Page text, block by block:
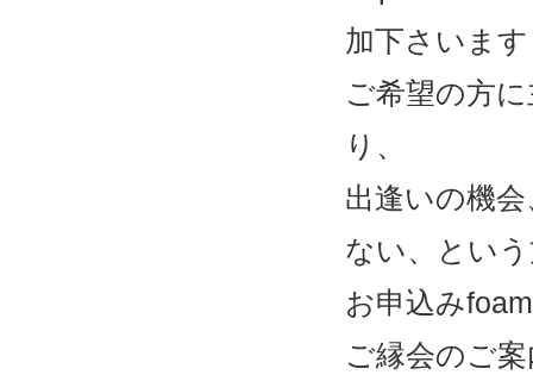
加下さいま
ご希望の方
り、
出逢いの機
ない、とい
お申込み
ご縁会のご